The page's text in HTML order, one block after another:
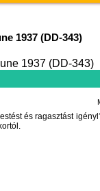
1937 (DD-343)
és ragasztást